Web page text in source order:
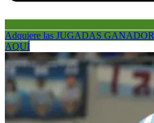
Adquiere las JUGADAS
AQUÍ